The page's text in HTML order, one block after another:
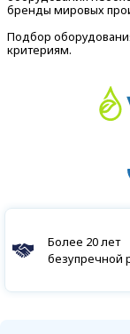
бренды мировых
Подбор
критериям.
Более 20 лет
безупречной